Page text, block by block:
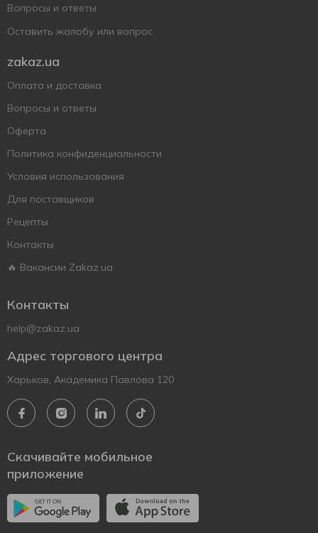
Вопросы и ответы
Оставить жалобу или вопрос
zakaz.ua
Оплата и доставка
Вопросы и ответы
Оферта
Политика конфиденциальности
Условия использования
Для поставщиков
Рецепты
Контакты
🔥 Вакансии Zakaz.ua
Контакты
help@zakaz.ua
Адрес торгового центра
Харьков, Академика Павлова 120
Скачивайте мобильное
приложение